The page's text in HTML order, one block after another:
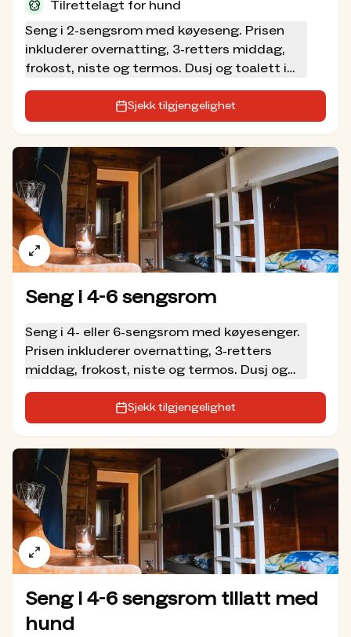
og hvordan DNT arbeider med villrein og ferdsel,
finner du det pådnt.no/villrein.
Denne hytta har fått støtte av overskuddet fra
spillemidlene tilNorsk Tipping.
Tilrettelagt for hund
Seng i 2-sengsrom med køyeseng. Prisen
inkluderer overnatting, 3-retters middag,
frokost, niste og termos. Dusj og toalett i
annet bygg.
Sjekk tilgjengelighet
Seng i 4-6 sengsrom
Seng i 4- eller 6-sengsrom med køyesenger.
Prisen inkluderer overnatting, 3-retters
middag, frokost, niste og termos. Dusj og
toalett i annet bygg.
Sjekk tilgjengelighet
Seng i 4-6 sengsrom tillatt med
hund